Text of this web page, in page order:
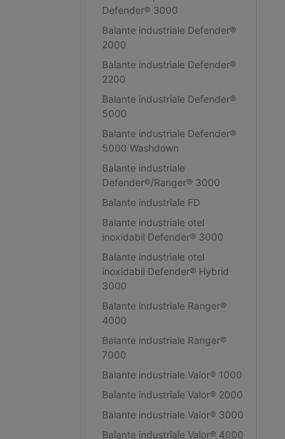
Defender® 3000
Balante industriale Defender®
2000
Balante industriale Defender®
2200
Balante industriale Defender®
5000
Balante industriale Defender®
5000 Washdown
Balante industriale
Defender®/Ranger® 3000
Balante industriale FD
Balante industriale otel
inoxidabil Defender® 3000
Balante industriale otel
inoxidabil Defender® Hybrid
3000
Balante industriale Ranger®
4000
Balante industriale Ranger®
7000
Balante industriale Valor® 1000
Balante industriale Valor® 2000
Balante industriale Valor® 3000
Balante industriale Valor® 4000